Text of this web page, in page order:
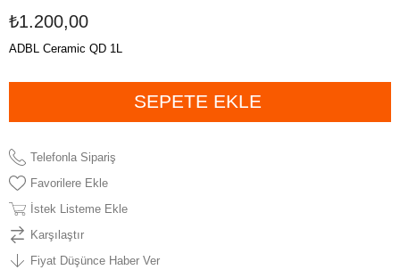
₺1.200,00
ADBL Ceramic QD 1L
Telefonla Sipariş
Favorilere Ekle
İstek Listeme Ekle
Karşılaştır
Fiyat Düşünce Haber Ver